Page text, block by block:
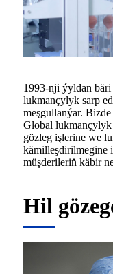
1993-nji ýyldan
lukmançylyk sarp
meşgullanýar.
Global
gözleg işlerine we
kämilleşdirilmegine
müşderileriň käbir
Hil